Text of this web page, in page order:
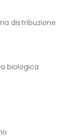
distribuzione
biologica